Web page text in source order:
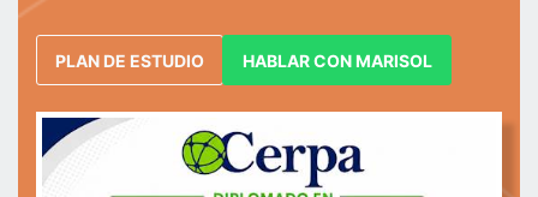
PLAN DE ESTUDIO HABLAR CON MARISOL